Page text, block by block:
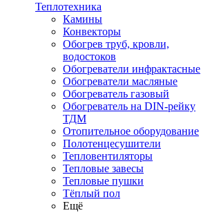
Теплотехника
Камины
Конвекторы
Обогрев труб, кровли,
водостоков
Обогреватели инфрактасные
Обогреватели масляные
Обогреватель газовый
Обогреватель на DIN-рейку
ТДМ
Отопительное оборудование
Полотенцесушители
Тепловентиляторы
Тепловые завесы
Тепловые пушки
Тёплый пол
Ещё